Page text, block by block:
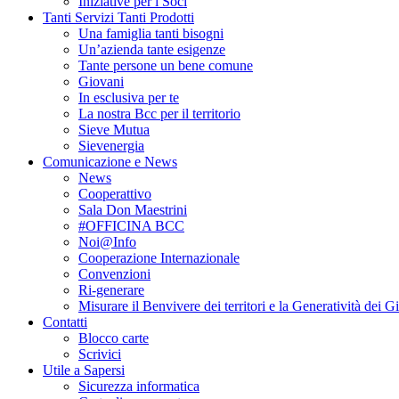
Tanti Servizi Tanti Prodotti
Una famiglia tanti bisogni
Un’azienda tante esigenze
Tante persone un bene comune
Giovani
In esclusiva per te
La nostra Bcc per il territorio
Sieve Mutua
Sievenergia
Comunicazione e News
News
Cooperattivo
Sala Don Maestrini
#OFFICINA BCC
Noi@Info
Cooperazione Internazionale
Convenzioni
Ri-generare
Misurare il Benvivere dei territori e la Generatività dei
Contatti
Blocco carte
Scrivici
Utile a Sapersi
Sicurezza informatica